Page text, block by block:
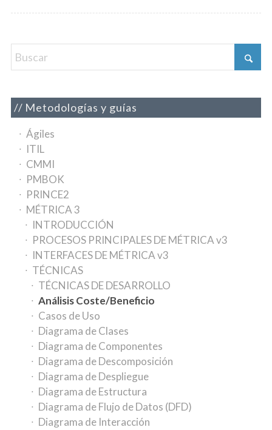
Metodologías y guías
Ágiles
ITIL
CMMI
PMBOK
PRINCE2
MÉTRICA 3
INTRODUCCIÓN
PROCESOS PRINCIPALES DE MÉTRICA v3
INTERFACES DE MÉTRICA v3
TÉCNICAS
TÉCNICAS DE DESARROLLO
Análisis Coste/Beneficio
Casos de Uso
Diagrama de Clases
Diagrama de Componentes
Diagrama de Descomposición
Diagrama de Despliegue
Diagrama de Estructura
Diagrama de Flujo de Datos (DFD)
Diagrama de Interacción